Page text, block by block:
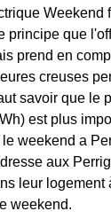
Weekend
principe que
prend en
creuses
savoir que le
est plus
weekend a
aux
leur logement
weekend.